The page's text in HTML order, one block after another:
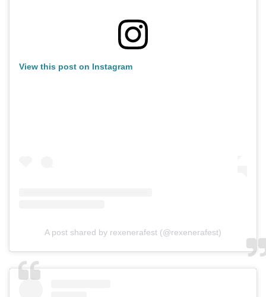
View this post on Instagram
A post shared by rexenerafest (@rexenerafest)